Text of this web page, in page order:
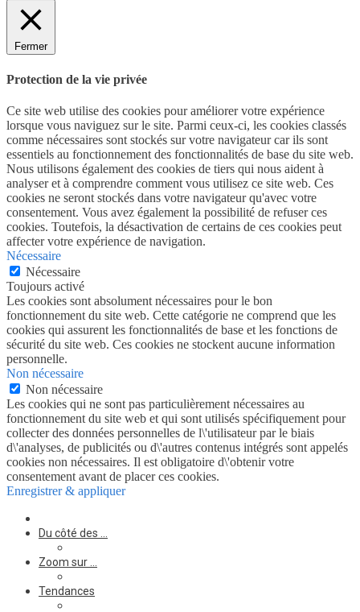
Fermer
Protection de la vie privée
Ce site web utilise des cookies pour améliorer votre expérience
lorsque vous naviguez sur le site. Parmi ceux-ci, les cookies classés
comme nécessaires sont stockés sur votre navigateur car ils sont
essentiels au fonctionnement des fonctionnalités de base du site web.
Nous utilisons également des cookies de tiers qui nous aident à
analyser et à comprendre comment vous utilisez ce site web. Ces
cookies ne seront stockés dans votre navigateur qu'avec votre
consentement. Vous avez également la possibilité de refuser ces
cookies. Toutefois, la désactivation de certains de ces cookies peut
affecter votre expérience de navigation.
Nécessaire
Nécessaire
Toujours activé
Les cookies sont absolument nécessaires pour le bon
fonctionnement du site web. Cette catégorie ne comprend que les
cookies qui assurent les fonctionnalités de base et les fonctions de
sécurité du site web. Ces cookies ne stockent aucune information
personnelle.
Non nécessaire
Non nécessaire
Les cookies qui ne sont pas particulièrement nécessaires au
fonctionnement du site web et qui sont utilisés spécifiquement pour
collecter des données personnelles de l\'utilisateur par le biais
d\'analyses, de publicités ou d\'autres contenus intégrés sont appelés
cookies non nécessaires. Il est obligatoire d\'obtenir votre
consentement avant de placer ces cookies.
Enregistrer & appliquer
Du côté des …
Zoom sur …
Tendances